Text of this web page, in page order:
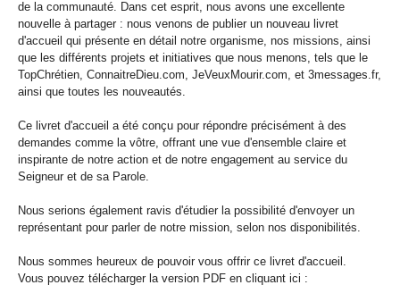
de la communauté. Dans cet esprit, nous avons une excellente
nouvelle à partager : nous venons de publier un nouveau livret
d'accueil qui présente en détail notre organisme, nos missions, ainsi
que les différents projets et initiatives que nous menons, tels que le
TopChrétien, ConnaitreDieu.com, JeVeuxMourir.com, et 3messages.fr,
ainsi que toutes les nouveautés.
Ce livret d'accueil a été conçu pour répondre précisément à des
demandes comme la vôtre, offrant une vue d'ensemble claire et
inspirante de notre action et de notre engagement au service du
Seigneur et de sa Parole.
Nous serions également ravis d'étudier la possibilité d'envoyer un
représentant pour parler de notre mission, selon nos disponibilités.
Nous sommes heureux de pouvoir vous offrir ce livret d'accueil.
Vous pouvez télécharger la version PDF en cliquant ici :